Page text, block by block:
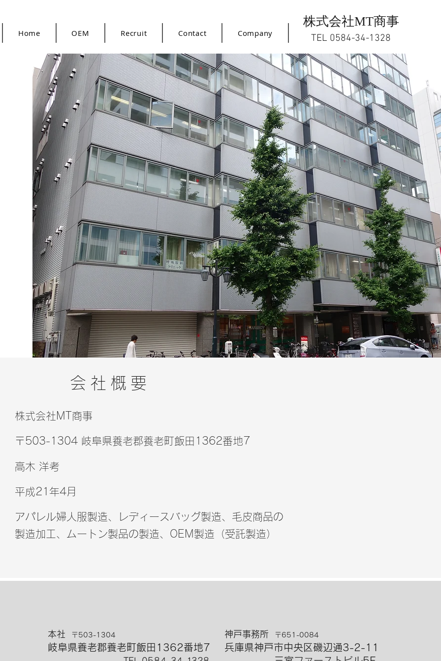
Home OEM Recruit Contact Company
株式会社MT商事
​TEL 0584-34-1328
会社概要
株式会社MT商事
〒503-1304 岐阜県養老郡養老町飯田1362番地7
高木 洋考
​平成21年4月
アパレル婦人服製造、レディースバッグ製造、毛皮商品の
製造加工、ムートン製品の製造、OEM製造（受託製造）
​本社 〒503-1304
岐阜県養老郡養老町飯田1362番地7
神戸事務所 〒651-0084
兵庫県神戸市中央区磯辺通3-2-11​